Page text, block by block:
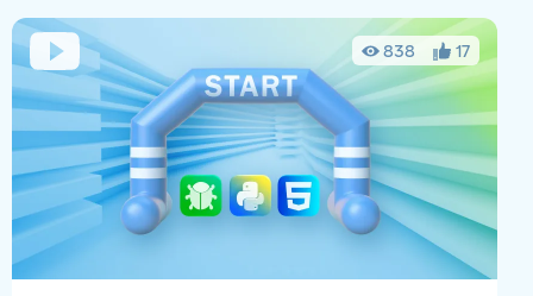
838 17